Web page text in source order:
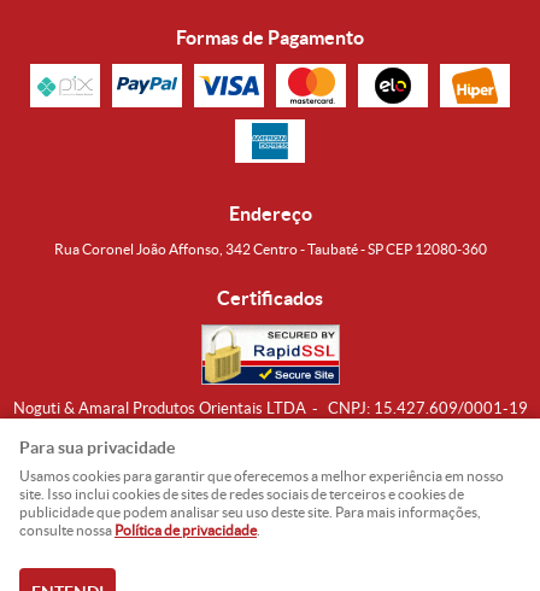
Formas de Pagamento
Endereço
Rua Coronel João Affonso, 342 Centro - Taubaté - SP CEP 12080-360
Certificados
Noguti & Amaral Produtos Orientais LTDA CNPJ: 15.427.609/0001-19
Para sua privacidade
Usamos cookies para garantir que oferecemos a melhor experiência em nosso
site. Isso inclui cookies de sites de redes sociais de terceiros e cookies de
publicidade que podem analisar seu uso deste site. Para mais informações,
consulte nossa Política de privacidade.